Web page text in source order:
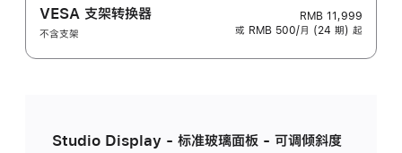
VESA 支架转换器
不含支架
RMB 11,999
或 RMB 500/月 (24 期) 起
Studio Display - 标准玻璃面板 - 可调倾斜度